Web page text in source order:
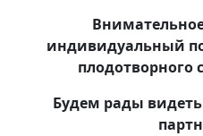
индивидуальный
плодотворного
Будем рады